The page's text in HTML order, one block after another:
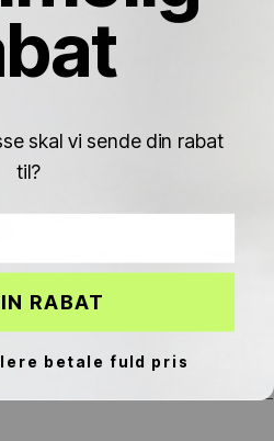
1.850kr
DAG-TIL-DAG
NEW BALANCE 9060 SEA SALT
1.500kr
skal vi sende din rabat
til?
RABAT
betale fuld pris